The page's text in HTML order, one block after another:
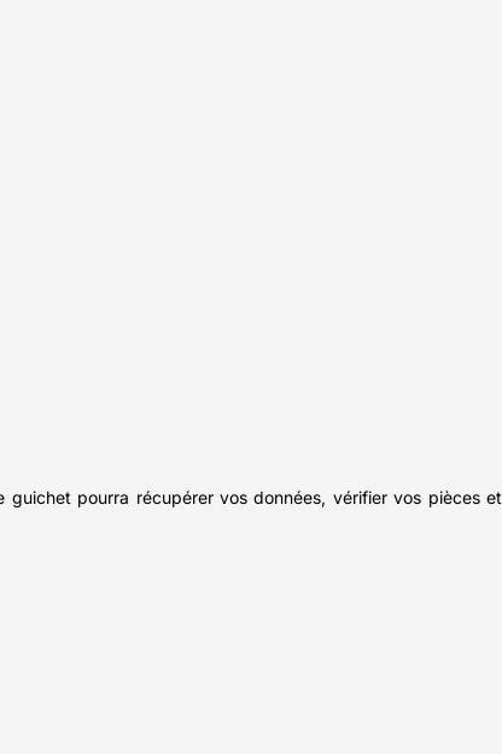
guichet pourra récupérer vos données, vérifier vos pièces et